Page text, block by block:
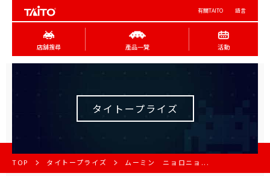
有關TAITO 語言
店舖搜尋 產品一覽 活動
タイトープライズ
TOP タイトープライズ ムーミン ニョロニョ...